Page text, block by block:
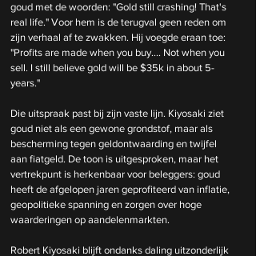
goud met de woorden: "Gold still crashing! That's
real life." Voor hem is de terugval geen reden om
zijn verhaal af te zwakken. Hij voegde eraan toe:
"Profits are made when you buy.... Not when you
sell. I still believe gold will be $35k in about 5-
years."
Die uitspraak past bij zijn vaste lijn. Kiyosaki ziet
goud niet als een gewone grondstof, maar als
bescherming tegen geldontwaarding en twijfel
aan fiatgeld. De toon is uitgesproken, maar het
vertrekpunt is herkenbaar voor beleggers: goud
heeft de afgelopen jaren geprofiteerd van inflatie,
geopolitieke spanning en zorgen over hoge
waarderingen op aandelenmarkten.
Robert Kiyosaki blijft ondanks daling uitzonderlijk